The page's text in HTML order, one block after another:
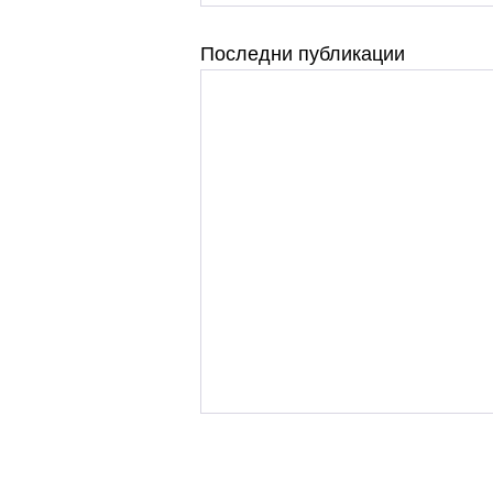
Последни публикации